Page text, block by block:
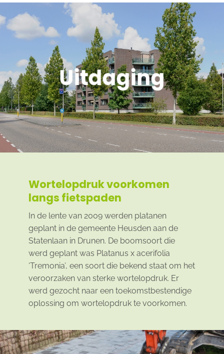
Wortelopdruk voorkomen
langs fietspaden
In de lente van 2009 werden platanen
geplant in de gemeente Heusden aan de
Statenlaan in Drunen. De boomsoort die
werd geplant was Platanus x acerifolia
‘Tremonia’, een soort die bekend staat om het
veroorzaken van sterke wortelopdruk. Er
werd gezocht naar een toekomstbestendige
oplossing om wortelopdruk te voorkomen.
Uitdaging